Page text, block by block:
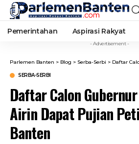
Pemerintahan Aspirasi Rakyat
- Advertisement -
Parlemen Banten > Blog > Serba-Serbi > Daftar Calon
SERBA-SERBI
Daftar Calon
Airin Dapat Pujian
Banten